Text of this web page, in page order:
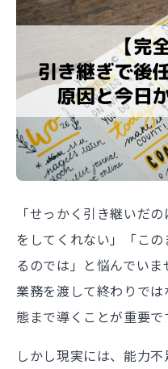
「せっかく引き継いだ
をしてくれない」「こ
るのでは」と悩んでいま
業務を渡して終わりで
態まで導くことが重要で
しかし現実には、能力